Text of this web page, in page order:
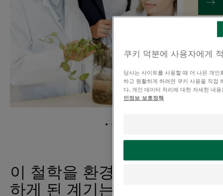
항
이
동
이
동
목
이 철학을 환경 문제에 적용
하게 된 계기는 무엇이었나
쿠키 덕분에 사용자에게
당사는 사이트를 사용할 때 더 나은 개
하고 원활하게 하려면 쿠키 사용을 직접
다. 개인 데이터 처리에 대한 자세한 내
인정보 보호정책